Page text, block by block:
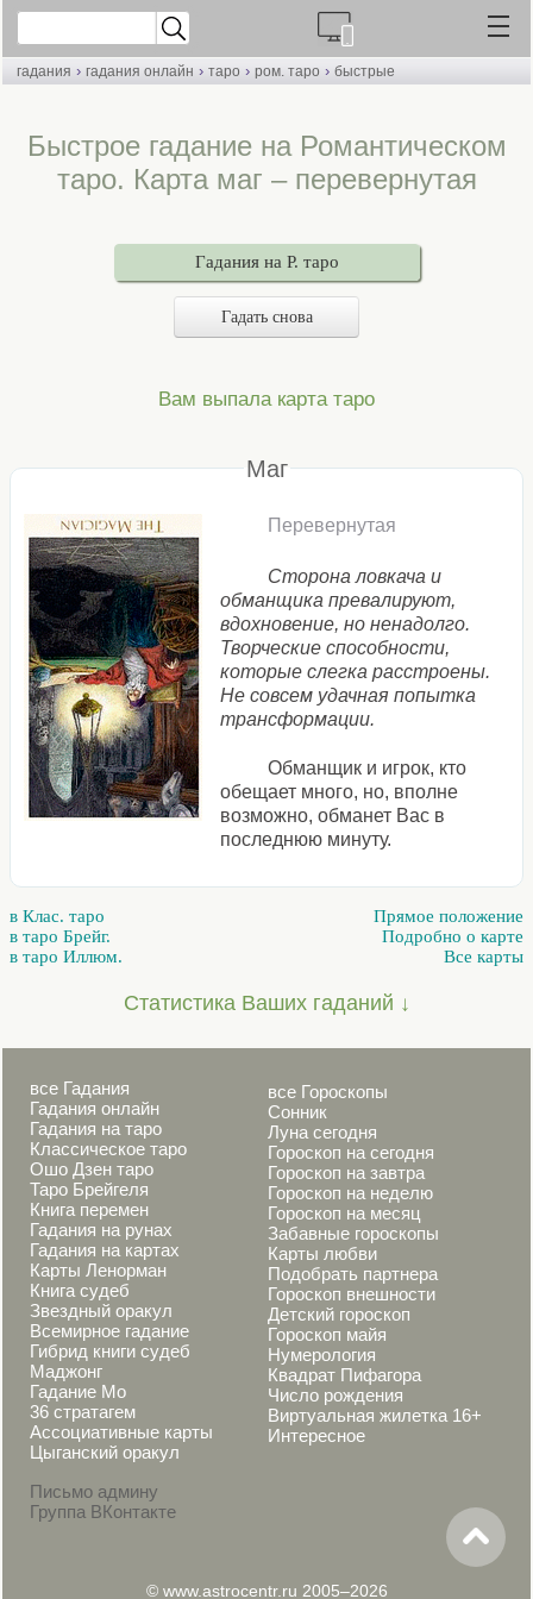
гадания › гадания онлайн › таро › ром. таро › быстрые
Быстрое гадание на Романтическом
таро. Карта маг – перевернутая
Гадания на Р. таро
Гадать снова
Вам выпала карта таро
Маг
Перевернутая
Сторона ловкача и
обманщика превалируют,
вдохновение, но ненадолго.
Творческие способности,
которые слегка расстроены.
Не совсем удачная попытка
трансформации.
Обманщик и игрок, кто
обещает много, но, вполне
возможно, обманет Вас в
последнюю минуту.
в Клас. таро
в таро Брейг.
в таро Иллюм.
Прямое положение
Подробно о карте
Все карты
Статистика Ваших гаданий ↓
все Гадания
Гадания онлайн
Гадания на таро
Классическое таро
Ошо Дзен таро
Таро Брейгеля
Книга перемен
Гадания на рунах
Гадания на картах
Карты Ленорман
Книга судеб
Звездный оракул
Всемирное гадание
Гибрид книги судеб
Маджонг
Гадание Мо
36 стратагем
Ассоциативные карты
Цыганский оракул
Письмо админу
Группа ВКонтакте
все Гороскопы
Сонник
Луна сегодня
Гороскоп на сегодня
Гороскоп на завтра
Гороскоп на неделю
Гороскоп на месяц
Забавные гороскопы
Карты любви
Подобрать партнера
Гороскоп внешности
Детский гороскоп
Гороскоп майя
Нумерология
Квадрат Пифагора
Число рождения
Виртуальная жилетка 16+
Интересное
© www.astrocentr.ru 2005–2026